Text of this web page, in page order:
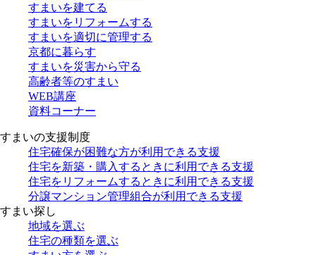
すまいを建てる
すまいをリフォームする
すまいを適切に管理する
京都に暮らす
すまいを災害から守る
高齢者等のすまい
WEB講座
資料コーナー
すまいの支援制度
住宅確保が困難な方が利用できる支援
住宅を新築・購入するときに利用できる支援
住宅をリフォームするときに利用できる支援
分譲マンション管理組合が利用できる支援
すまい探し
地域を選ぶ
住宅の種類を選ぶ